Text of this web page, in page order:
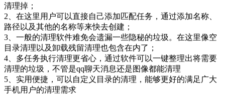
清理掉；
2、在这里用户可以直接自己添加匹配任务，通过添加名称、
路径以及其他的名称等来快去创建；
3、一般的清理软件难免会遗漏一些隐秘的垃圾。在这里像空
目录清理以及卸载残留清理也包含在内了；
4、多任务执行清理更省心，通过软件可以一键整理出将需要
清理的垃圾，不管是qq聊天消息还是图像都能清理
5、实用便捷，可以自定义目录的清理，能够更好的满足广大
手机用户的清理需求